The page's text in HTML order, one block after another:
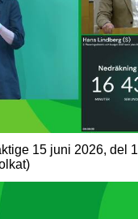
15 juni 2026, del 1